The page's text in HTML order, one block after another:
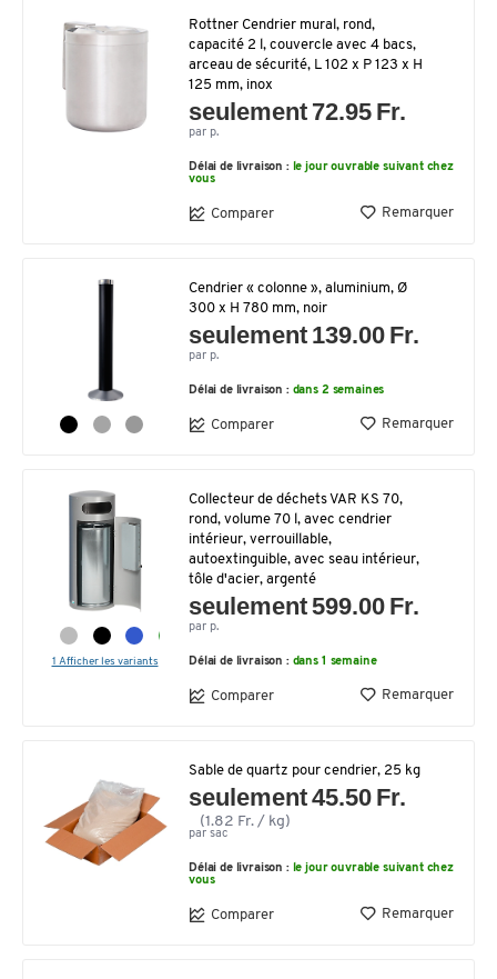
Rottner Cendrier mural, rond,
capacité 2 l, couvercle avec 4 bacs,
arceau de sécurité, L 102 x P 123 x H
125 mm, inox
seulement 72.95 Fr.
par p.
Délai de livraison : le jour ouvrable suivant chez
vous
Comparer Remarquer
Cendrier « colonne », aluminium, Ø
300 x H 780 mm, noir
seulement 139.00 Fr.
par p.
Délai de livraison : dans 2 semaines
Comparer Remarquer
1 Afficher les variants
Collecteur de déchets VAR KS 70,
rond, volume 70 l, avec cendrier
intérieur, verrouillable,
autoextinguible, avec seau intérieur,
tôle d'acier, argenté
seulement 599.00 Fr.
par p.
Délai de livraison : dans 1 semaine
Comparer Remarquer
Sable de quartz pour cendrier, 25 kg
seulement 45.50 Fr.
(1.82 Fr. / kg)
par sac
Délai de livraison : le jour ouvrable suivant chez
vous
Comparer Remarquer